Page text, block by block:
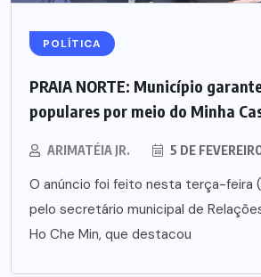
POLÍTICA
PRAIA NORTE: Município
populares por meio do Minha
ARIMATÉIA JR. 5 DE
O anúncio foi feito nesta terça-feira
pelo secretário municipal de
Ho Che Min, que destacou